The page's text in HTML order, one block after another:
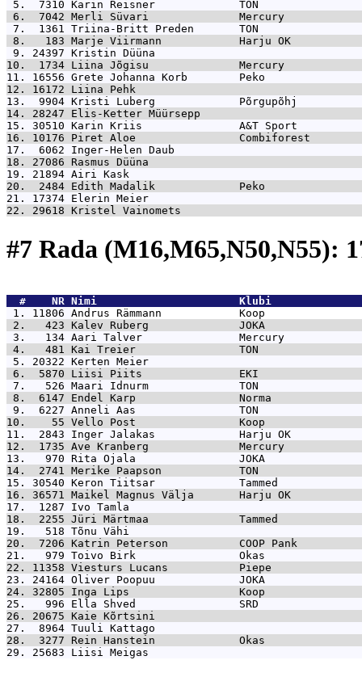
5.  7310 Karin Reisner             TON
6.  7042 Merli Süvari              Mercury
7.  1361 Triina-Britt Preden       TON
8.   183 Marje Viirmann            Harju OK
9. 24397 Kristin Düüna
10.  1734 Liina Jõgisu              Mercury
11. 16556 Grete Johanna Korb        Peko
12. 16172 Liina Pehk
13.  9904 Kristi Luberg             Põrgupõhj
14. 28247 Elis-Ketter Müürsepp
15. 30510 Karin Kriis               A&T Sport
16. 10176 Piret Aloe                Combiforest
17.  6062 Inger-Helen Daub
18. 27086 Rasmus Düüna
19. 21894 Airi Kask
20.  2484 Edith Madalik             Peko
21. 17374 Elerin Meier
22. 29618 Kristel Vainomets
#7 Rada (M16,M65,N50,N55):
  #    NR
Nimi                      Klubi
1. 11806 Andrus Rämmann            Koop
2.   423 Kalev Ruberg              JOKA
3.   134 Aari Talver               Mercury
4.   481 Kai Treier                TON
5. 20322 Kerten Meier
6.  5870 Liisi Piits               EKI
7.   526 Maari Idnurm              TON
8.  6147 Endel Karp                Norma
9.  6227 Anneli Aas                TON
10.    55 Vello Post                Koop
11.  2843 Inger Jalakas             Harju OK
12.  1735 Ave Kranberg              Mercury
13.   970 Rita Ojala                JOKA
14.  2741 Merike Paapson            TON
15. 30540 Keron Tiitsar             Tammed
16. 36571 Maikel Magnus Välja       Harju OK
17.  1287 Ivo Tamla
18.  2255 Jüri Märtmaa              Tammed
19.   518 Tõnu Vähi
20.  7206 Katrin Peterson           COOP Pank
21.   979 Toivo Birk                Okas
22. 11358 Viesturs Lucans           Piepe
23. 24164 Oliver Poopuu             JOKA
24. 32805 Inga Lips                 Koop
25.   996 Ella Shved                SRD
26. 20675 Kaie Kõrtsini
27.  8964 Tuuli Kattago
28.  3277 Rein Hanstein             Okas
29. 25683 Liisi Meigas